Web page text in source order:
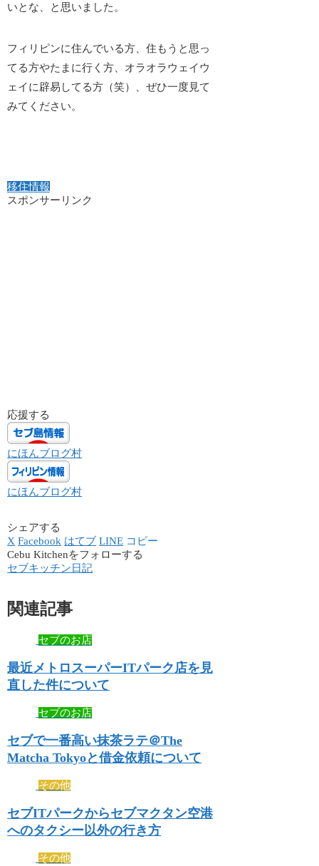
いとな、と思いました。
フィリピンに住んでいる方、住もうと思っ
てる方やたまに行く方、オラオラウェイウ
ェイに辟易してる方（笑）、ぜひ一度見て
みてください。
移住情報
スポンサーリンク
応援する
にほんブログ村
にほんブログ村
シェアする
X Facebook はてブ LINE コピー
Cebu Kitchenをフォローする
セブキッチン日記
関連記事
セブのお店
最近メトロスーパーITパーク店を見
直した件について
セブのお店
セブで一番高い抹茶ラテ＠The
Matcha Tokyoと借金依頼について
その他
セブITパークからセブマクタン空港
へのタクシー以外の行き方
その他